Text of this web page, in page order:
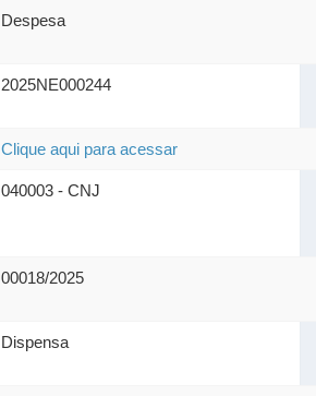
Despesa
2025NE000244
Clique aqui para acessar
040003 - CNJ
00018/2025
Dispensa